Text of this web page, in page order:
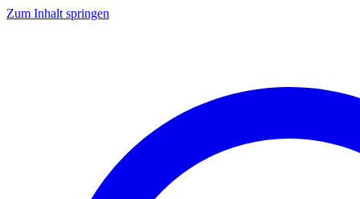
Zum Inhalt springen